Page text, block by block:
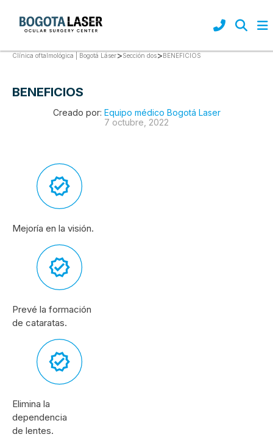
Clínica oftalmológica | Bogotá Láser>Sección dos>BENEFICIOS
BENEFICIOS
Creado por: Equipo médico Bogotá Laser
7 octubre, 2022
Mejoría en la visión.
Prevé la formación
de cataratas.
Elimina la
dependencia
de lentes.